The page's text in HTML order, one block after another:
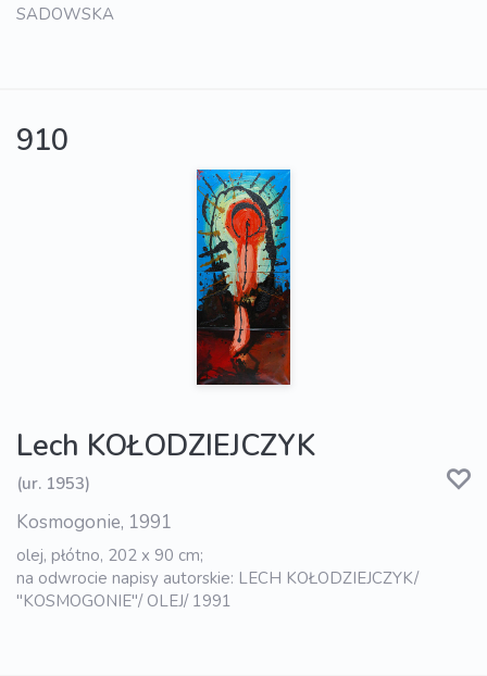
SADOWSKA
910
Lech KOŁODZIEJCZYK
(ur. 1953)
Kosmogonie, 1991
olej, płótno, 202 x 90 cm;
na odwrocie napisy autorskie: LECH KOŁODZIEJCZYK/
"KOSMOGONIE"/ OLEJ/ 1991